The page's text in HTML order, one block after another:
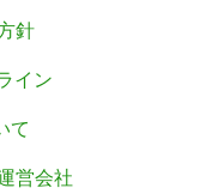
針
イン
て
営会社